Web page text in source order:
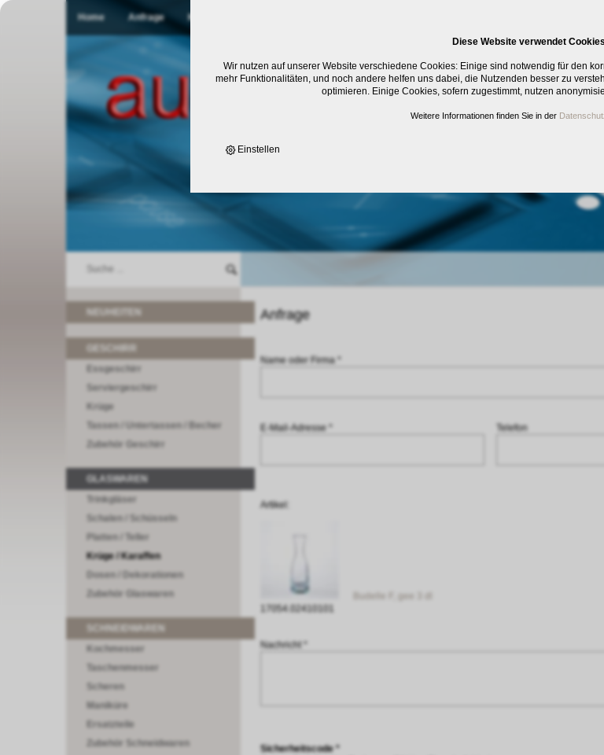
Home Anfrage Kontakt
Essgeschirr
Serviergeschirr
Krüge
Tassen / Untertassen / Becher
Zubehör Geschirr
GLASWAREN
Trinkgläser
Schalen / Schüsseln
Platten / Teller
Krüge / Karaffen
Dosen / Dekorationen
Zubehör Glaswaren
Kochmesser
Taschenmesser
Scheren
Maniküre
Ersatzteile
Zubehör Schneidwaren
Anfrage
Name oder Firma *
E-Mail-Adresse * Telefon
Artikel:
17054.02410101
Nachricht *
Sicherheitscode *
Diese Website verwendet Cookies
Wir nutzen auf unserer Website verschiedene Cookies: Einige sind notwendig für den
mehr Funktionalitäten, und noch andere helfen uns dabei, die Nutzenden besser zu
optimieren. Einige Cookies, sofern zugestimmt, nutzen
Weitere Informationen finden Sie in der
Einstellen